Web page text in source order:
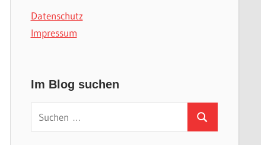
Datenschutz
Impressum
Im Blog suchen
Suchen
nach:
Suchen